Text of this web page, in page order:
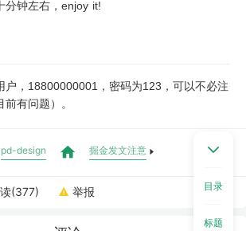
分钟左右，enjoy it!
户，18800000001，密码为123，可以不必注
有问题）。
pd-design 掘金发文注意
(377) 举报 目录
标题